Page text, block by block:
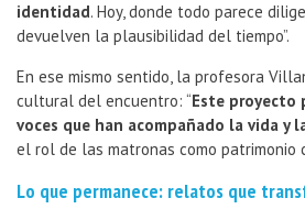
identidad. Hoy, donde todo parece
devuelven la plausibilidad del tiempo”.
En ese mismo sentido, la profesora
cultural del encuentro: “Este proyecto
voces que han acompañado la vida y
el rol de las matronas como patrimonio
Lo que permanece: relatos que